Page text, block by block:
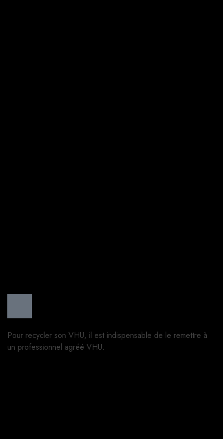
Pour recycler son VHU, il est indispensable de le remettre à
un professionnel agréé VHU.